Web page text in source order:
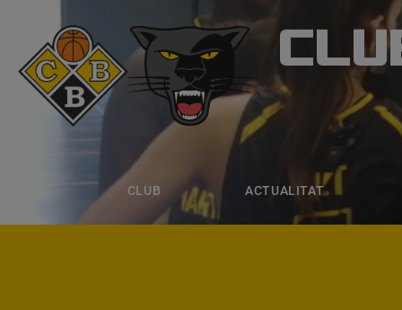
CLUB ACTUALITAT
CLUB
ACTUALITAT